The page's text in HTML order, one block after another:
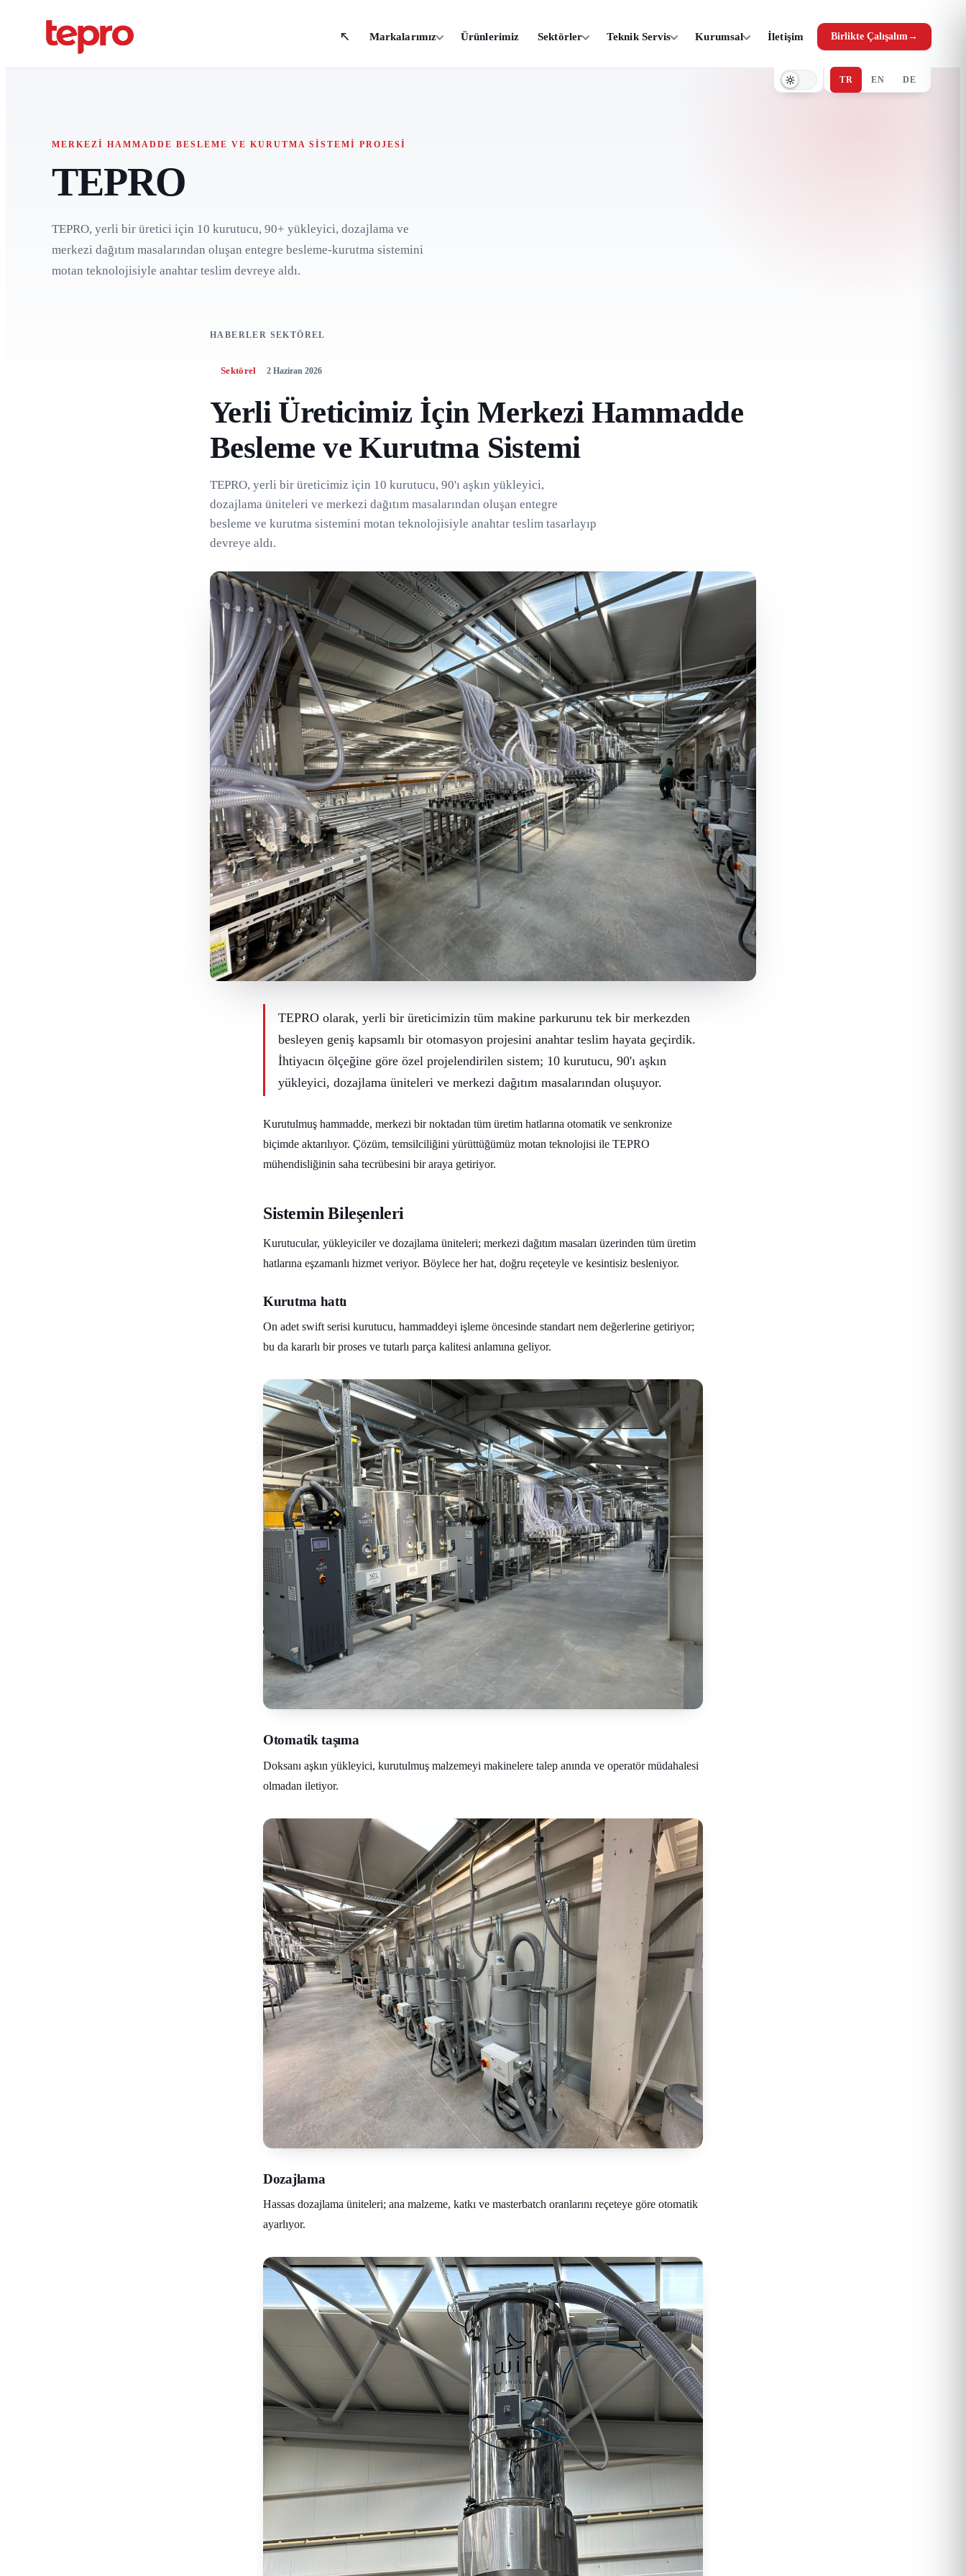
Markalarımız Ürünlerimiz Sektörler Teknik Servis Kurumsal İletişim Birlikte Çalışalım→
TR EN DE
MERKEZI HAMMADDE BESLEME VE KURUTMA SISTEMI PROJESI
TEPRO
TEPRO, yerli bir üretici için 10 kurutucu, 90+ yükleyici, dozajlama ve
merkezi dağıtım masalarından oluşan entegre besleme-kurutma sistemini
motan teknolojisiyle anahtar teslim devreye aldı.
HABERLER SEKTÖREL
Sektörel 2 Haziran 2026
Yerli Üreticimiz İçin Merkezi Hammadde
Besleme ve Kurutma Sistemi
TEPRO, yerli bir üreticimiz için 10 kurutucu, 90'ı aşkın yükleyici,
dozajlama üniteleri ve merkezi dağıtım masalarından oluşan entegre
besleme ve kurutma sistemini motan teknolojisiyle anahtar teslim tasarlayıp
devreye aldı.
TEPRO olarak, yerli bir üreticimizin tüm makine parkurunu tek bir merkezden
besleyen geniş kapsamlı bir otomasyon projesini anahtar teslim hayata geçirdik.
İhtiyacın ölçeğine göre özel projelendirilen sistem; 10 kurutucu, 90'ı aşkın
yükleyici, dozajlama üniteleri ve merkezi dağıtım masalarından oluşuyor.
Kurutulmuş hammadde, merkezi bir noktadan tüm üretim hatlarına otomatik ve senkronize
biçimde aktarılıyor. Çözüm, temsilciliğini yürüttüğümüz motan teknolojisi ile TEPRO
mühendisliğinin saha tecrübesini bir araya getiriyor.
Sistemin Bileşenleri
Kurutucular, yükleyiciler ve dozajlama üniteleri; merkezi dağıtım masaları üzerinden tüm üretim
hatlarına eşzamanlı hizmet veriyor. Böylece her hat, doğru reçeteyle ve kesintisiz besleniyor.
Kurutma hattı
On adet swift serisi kurutucu, hammaddeyi işleme öncesinde standart nem değerlerine getiriyor;
bu da kararlı bir proses ve tutarlı parça kalitesi anlamına geliyor.
Otomatik taşıma
Doksanı aşkın yükleyici, kurutulmuş malzemeyi makinelere talep anında ve operatör müdahalesi
olmadan iletiyor.
Dozajlama
Hassas dozajlama üniteleri; ana malzeme, katkı ve masterbatch oranlarını reçeteye göre otomatik
ayarlıyor.